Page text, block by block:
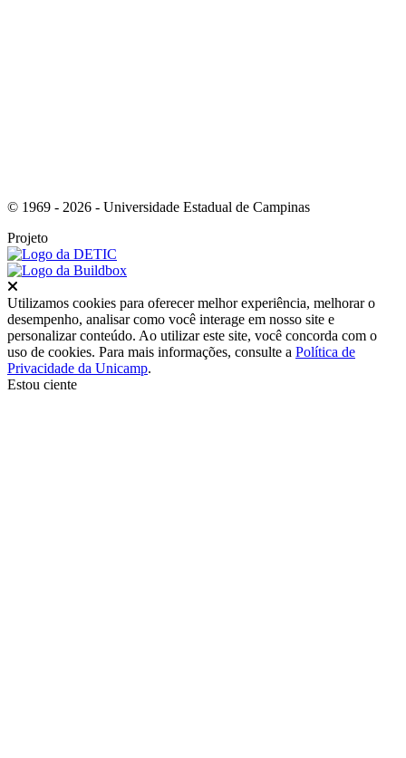
© 1969 - 2026 - Universidade Estadual de Campinas
Projeto
Utilizamos cookies para oferecer melhor experiência, melhorar o
desempenho, analisar como você interage em nosso site e
personalizar conteúdo. Ao utilizar este site, você concorda com o
uso de cookies. Para mais informações, consulte a Política de
Privacidade da Unicamp.
Estou ciente